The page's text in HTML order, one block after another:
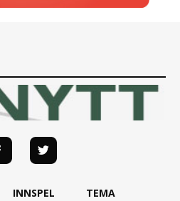
INNSPEL TEMA